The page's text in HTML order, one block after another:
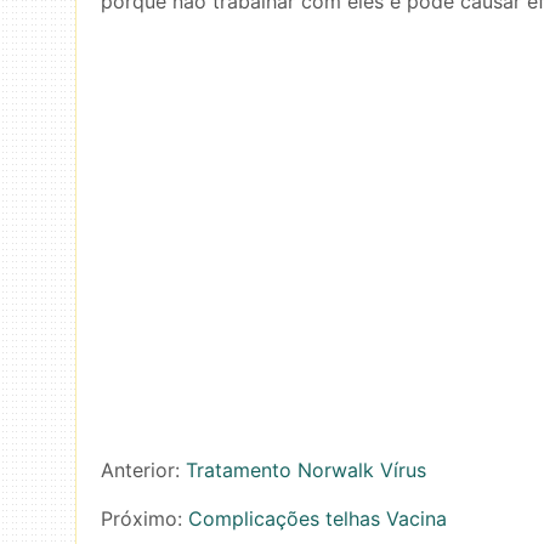
Anterior: Tratamento Norwalk Vírus
Próximo: Complicações telhas Vacina